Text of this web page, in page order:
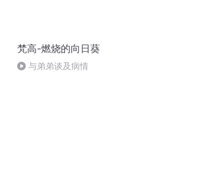
梵高-燃烧的向日葵
与弟弟谈及病情